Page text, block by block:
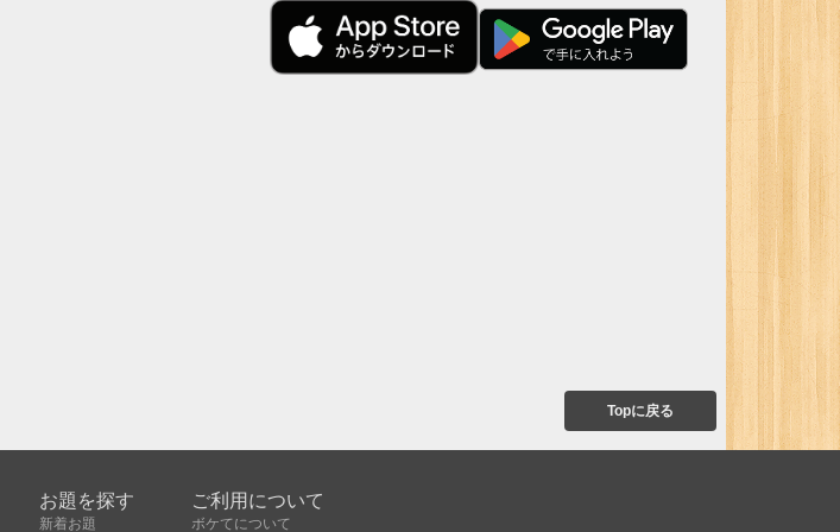
Topに戻る
お題を探す
新着お題
ご利用について
ボケてについて